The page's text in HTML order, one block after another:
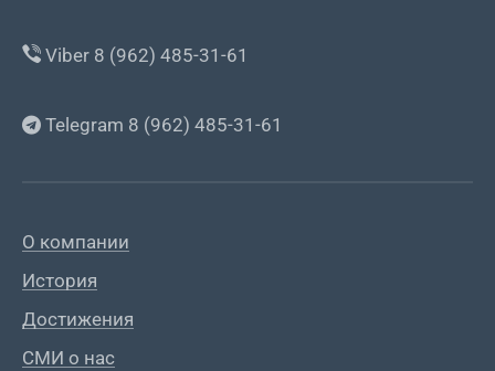
Viber 8 (962) 485-31-61
Telegram 8 (962) 485-31-61
О компании
История
Достижения
СМИ о нас